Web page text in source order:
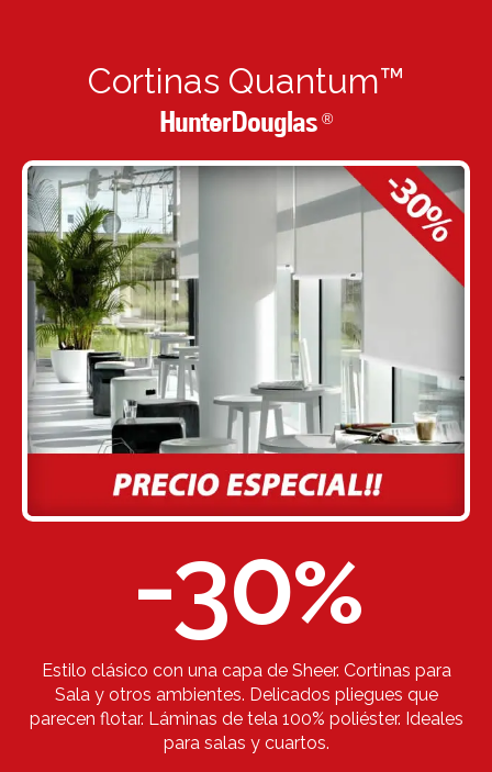
Cortinas Quantum™
HunterDouglas ®
-30%
Estilo clásico con una capa de Sheer. Cortinas para
Sala y otros ambientes. Delicados pliegues que
parecen flotar. Láminas de tela 100% poliéster. Ideales
para salas y cuartos.